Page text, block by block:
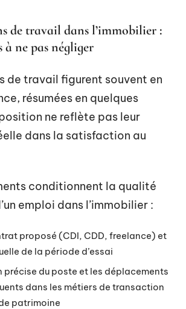
de travail dans l’immobilier :
à ne pas négliger
de travail figurent souvent en
résumées en quelques
ne reflète pas leur
dans la satisfaction au
conditionnent la qualité
emploi dans l’immobilier :
proposé (CDI, CDD, freelance) et
de la période d’essai
du poste et les déplacements
dans les métiers de transaction
patrimoine